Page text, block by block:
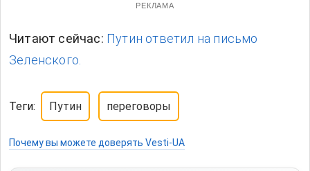
РЕКЛАМА
Читают сейчас: Путин ответил на письмо
Зеленского.
Теги: Путин переговоры
Почему вы можете доверять Vesti-UA